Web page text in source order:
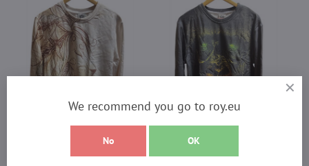
50%
We recommend you go to roy.eu
No OK